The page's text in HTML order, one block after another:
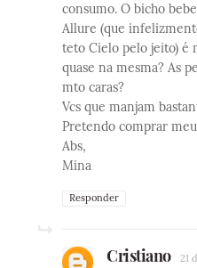
consumo. O bicho
Allure (que
teto Cielo pelo jeito) é
quase na mesma? As
mto caras?
Vcs que manjam
Pretendo comprar
Abs,
Mina
Responder
Cristiano 21